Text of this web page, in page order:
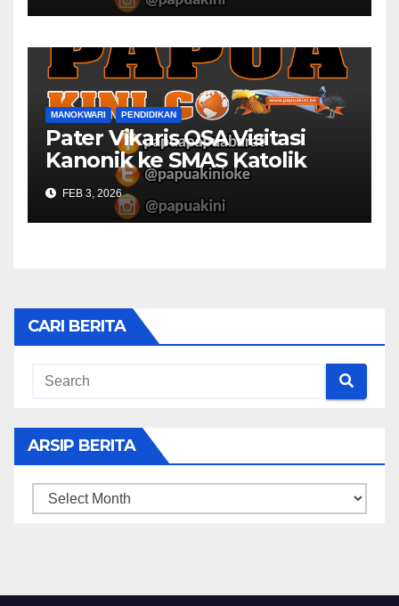
MANOKWARI PENDIDIKAN
Pater Vikaris OSA Visitasi
Kanonik ke SMAS Katolik
Villanova Manokwari
FEB 3, 2026
CARI BERITA
ARSIP BERITA
ARSIP